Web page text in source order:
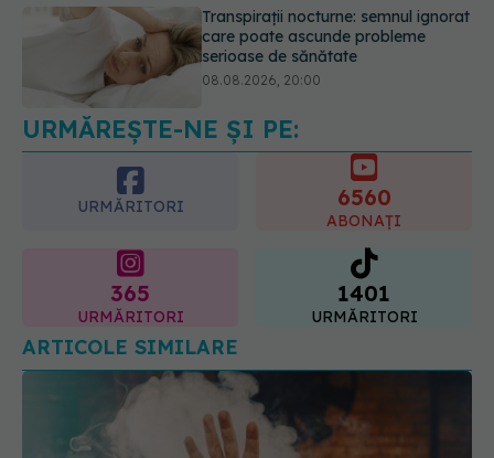
Transpirații nocturne: semnul ignorat
care poate ascunde probleme
serioase de sănătate
08.08.2026, 20:00
Cum folosești uleiul esențial de
rozmarin pentru a opri căderea
URMĂREȘTE-NE ȘI PE:
URMĂRITORI 6560
ABONAȚI
365
URMĂRITORI
1401
URMĂRITORI
ARTICOLE SIMILARE